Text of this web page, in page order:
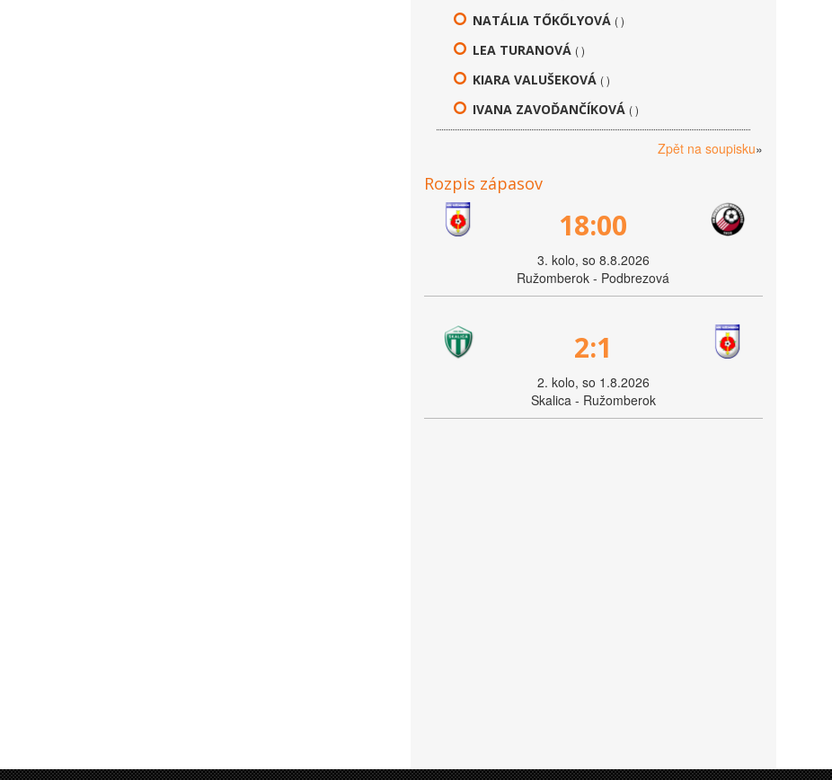
NATÁLIA TŐKŐLYOVÁ ( )
LEA TURANOVÁ ( )
KIARA VALUŠEKOVÁ ( )
IVANA ZAVOĎANČÍKOVÁ ( )
Zpět na soupisku»
Rozpis zápasov
18:00
3. kolo, so 8.8.2026
Ružomberok - Podbrezová
2:1
2. kolo, so 1.8.2026
Skalica - Ružomberok